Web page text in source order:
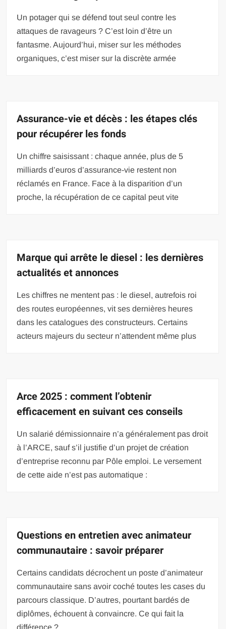
Un potager qui se défend tout seul contre les
attaques de ravageurs ? C’est loin d’être un
fantasme. Aujourd’hui, miser sur les méthodes
organiques, c’est miser sur la discrète armée
Assurance-vie et décès : les étapes clés
pour récupérer les fonds
Un chiffre saisissant : chaque année, plus de 5
milliards d’euros d’assurance-vie restent non
réclamés en France. Face à la disparition d’un
proche, la récupération de ce capital peut vite
Marque qui arrête le diesel : les dernières
actualités et annonces
Les chiffres ne mentent pas : le diesel, autrefois roi
des routes européennes, vit ses dernières heures
dans les catalogues des constructeurs. Certains
acteurs majeurs du secteur n’attendent même plus
Arce 2025 : comment l’obtenir
efficacement en suivant ces conseils
Un salarié démissionnaire n’a généralement pas droit
à l’ARCE, sauf s’il justifie d’un projet de création
d’entreprise reconnu par Pôle emploi. Le versement
de cette aide n’est pas automatique :
Questions en entretien avec animateur
communautaire : savoir préparer
Certains candidats décrochent un poste d’animateur
communautaire sans avoir coché toutes les cases du
parcours classique. D’autres, pourtant bardés de
diplômes, échouent à convaincre. Ce qui fait la
différence ?